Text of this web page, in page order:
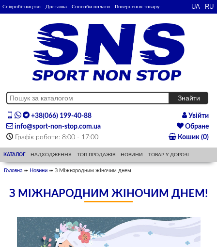
Співробітництво Доставка Способи оплати Повернення товару
+38(066) 199-40-88
info@sport-non-stop.com.ua
Графік роботи: 8:00 - 17:00
Увійти
Обране
Кошик (0)
КАТАЛОГ НАДХОДЖЕННЯ ТОП ПРОДАЖІВ НОВИНИ ТОВАР У ДОРОЗІ
Головна ➠ Новини ➠ З Міжнародним жіночим днем!
З МІЖНАРОДНИМ ЖІНОЧИМ ДНЕМ!